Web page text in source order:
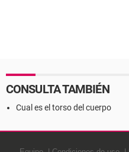
CONSULTA TAMBIÉN
Cual es el torso del cuerpo